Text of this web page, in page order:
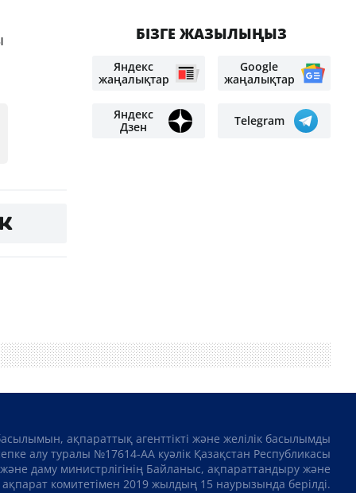
БІЗГЕ ЖАЗЫЛЫҢЫЗ
Яндекс
жаңалықтар
Google
жаңалықтар
Яндекс
Дзен
Telegram
ақпараттық агенттікті және желілік басылымды
алу туралы №17614-АА куәлік Қазақстан Республикасы
даму министрлігінің Байланыс, ақпараттандыру және
ақпарат комитетімен 2019 жылдың 15 наурызында берілді.